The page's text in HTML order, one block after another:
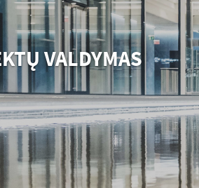
VALDYMAS